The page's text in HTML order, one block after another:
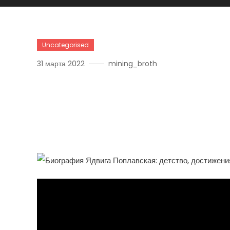
Uncategorised
31 марта 2022 mining_broth